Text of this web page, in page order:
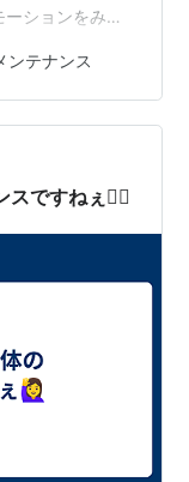
ションをみて
そうになった
」と体勢を立て
に、体勢を立て
した。 どんく
齢になると骨が
ンテナンス
ですねぇ🙋‍♀️